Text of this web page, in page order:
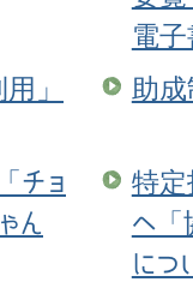
電
」
助
チョ
ん
特定
へ「
につ